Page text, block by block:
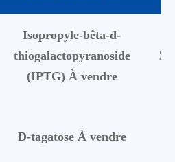
Isopropyle-bêta-d-
thiogalactopyranoside
(IPTG) À vendre
D-tagatose À vendre